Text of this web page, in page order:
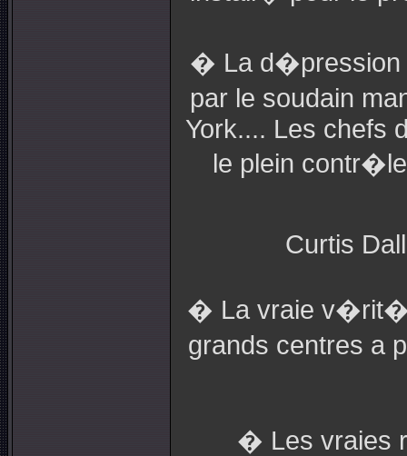
� La d�pression
par le soudain
York.... Les chefs
le plein
Curtis
� La vraie v�rit�
grands centres a
� Les vraies